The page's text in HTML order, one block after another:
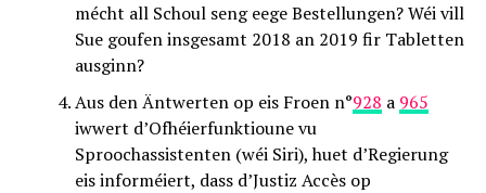
mécht all Schoul seng eege Bestellungen? Wéi vill
Sue goufen insgesamt 2018 an 2019 fir Tabletten
ausginn?
Aus den Äntwerten op eis Froen n°928 a 965
iwwert d’Ofhéierfunktioune vu
Sproochassistenten (wéi Siri), huet d’Regierung
eis informéiert, dass d’Justiz Accès op